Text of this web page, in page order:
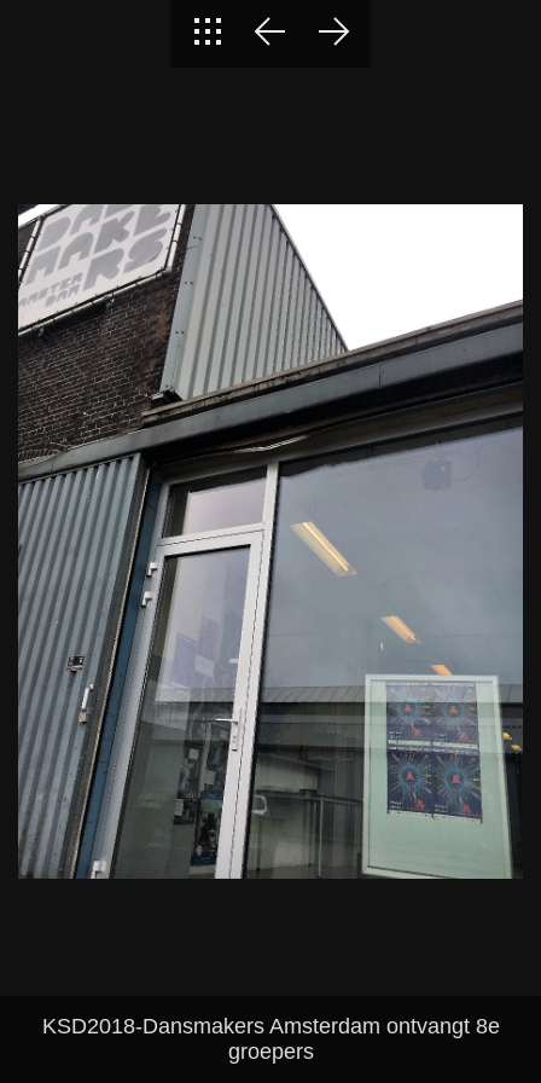
KSD2018-Dansmakers Amsterdam ontvangt 8e
groepers